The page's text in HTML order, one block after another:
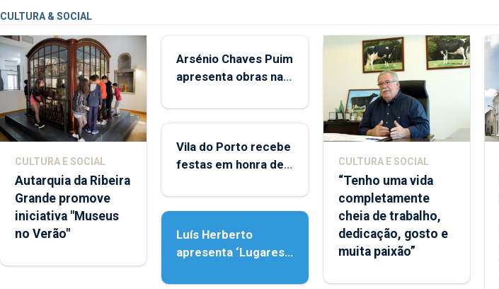
CULTURA & SOCIAL
CULTURA E SOCIAL
Autarquia da Ribeira
Grande promove
iniciativa "Museus
no Verão"
Arsénio Chaves Puim
apresenta obras na
Porto
Vila do Porto recebe
festas em honra de
Assunção
Luís Herberto
apresenta ‘Lugares
CULTURA E SOCIAL
“Tenho uma vida
completamente
cheia de trabalho,
dedicação, gosto e
muita paixão”